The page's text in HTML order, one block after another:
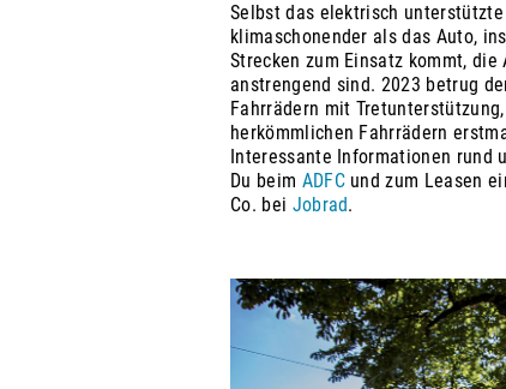
Selbst das elektrisch
klimaschonender als das Auto,
Strecken zum Einsatz kommt,
anstrengend sind. 2023 betrug
Fahrrädern mit
herkömmlichen Fahrrädern
Interessante Informationen rund
Du beim ADFC und zum Leasen
Co. bei Jobrad.